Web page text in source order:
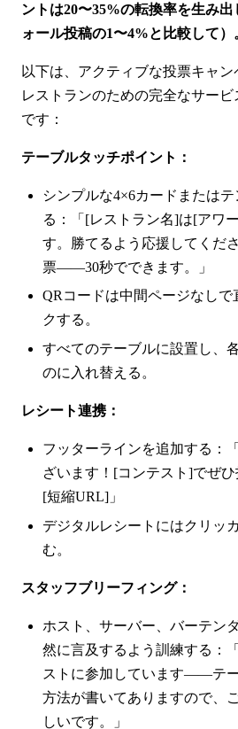
ントは20〜35%の転換率を生み出
ォール投稿の1〜4%と比較して）
以下は、アクティブな投票キャ
レストランのための完全なサー
です：
テーブルタッチポイント：
シンプルな4×6カードまたは
る：「[レストラン名]は[アワ
す。勝てるよう応援してくだ
票——30秒でできます。」
QRコードは中間ページなし
クする。
すべてのテーブルに設置し、
のに入れ替える。
レシート連携：
フッターラインを追加する：
ざいます！[コンテスト]でぜひ
[短縮URL]」
デジタルレシートにはクリッ
む。
スタッフブリーフィング：
ホスト、サーバー、バーテン
然に言及するよう訓練する：
ストに参加しています——テ
方法が書いてありますので、
しいです。」